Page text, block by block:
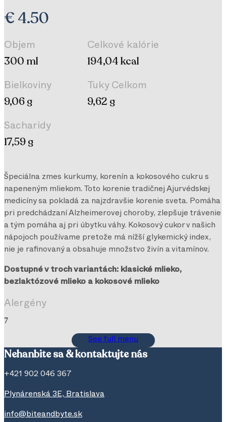
€ 4.50
Objem
300 ml
Celkové kalórie
194,04 kcal
Bielkoviny
9,06 g
Tuky Celkom
9,62 g
Sacharidy
17,59 g
Špeciálna zmes kurkumy, korenín a kokosového cukru s
napeneným mliekom. Toto korenie tradičnej Ajurvédskej
medicíny sa pokladá za najzdravšie korenie sveta. Pomáha
pri predchádzaní Alzheimerovej choroby, zlepšuje trávenie
a tým pomáha aj pri úbytku váhy. Kokosový cukor v našich
nápojoch používame pretože má nížší glykemický index,
nie je rafinovaný a obsahuje množstvo živín a vitamínov.
Dostupné v troch variantách: klasické mlieko,
bezlaktózové mlieko a kokosové mlieko
Alergény
7
See full menu
Nehanbite sa & kontaktujte nás
+421 902 046 367
Plynárenská 3E, Bratislava
info@biteandbyte.sk